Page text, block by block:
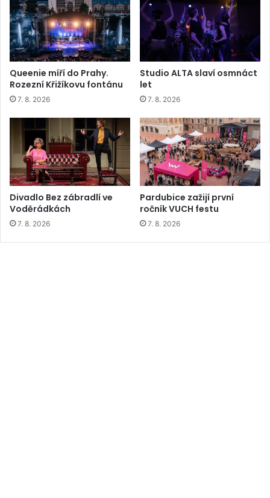
Queenie míří do Prahy.
Rozezní Křižíkovu fontánu
7. 8. 2026
Studio ALTA slaví osmnáct
let
7. 8. 2026
Divadlo Bez zábradlí ve
Voděrádkách
7. 8. 2026
Pardubice zažijí první
ročník VUCH festu
7. 8. 2026